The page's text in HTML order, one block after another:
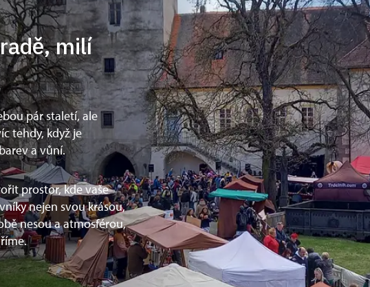
milí
pár staletí, ale
tehdy, když je
a vůní.
prostor, kde vaše
nejen svou krásou,
nesou a atmosférou,